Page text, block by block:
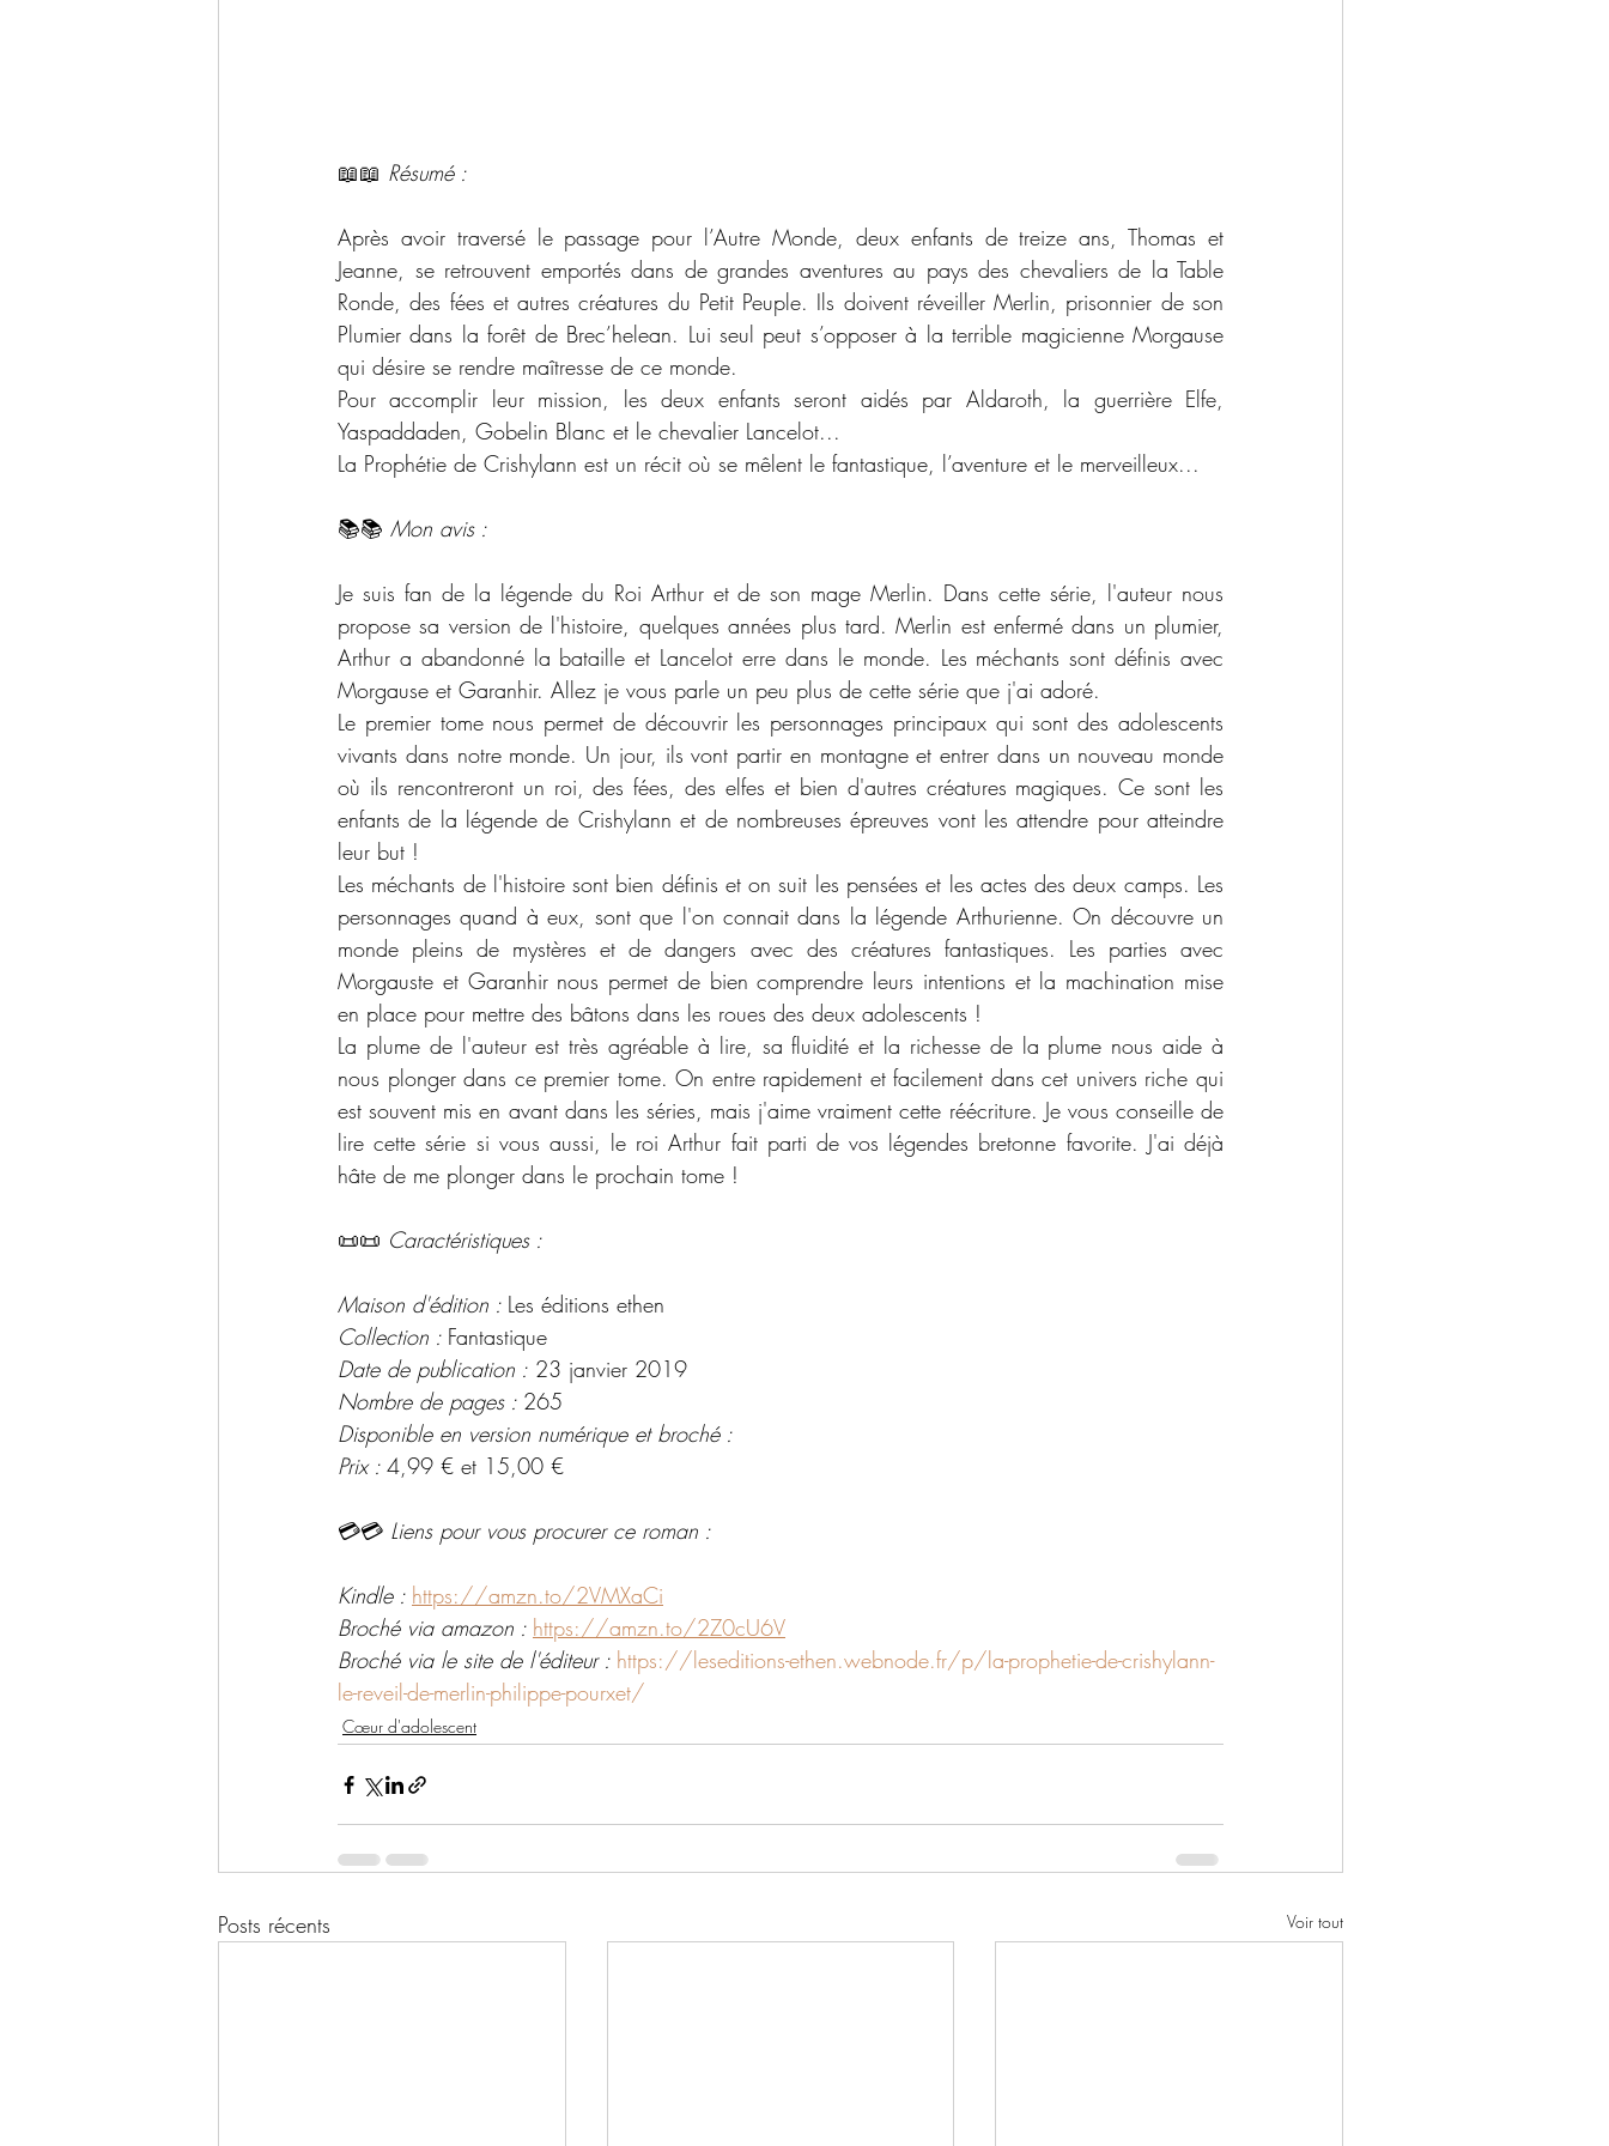
📖📖 Résumé :
Après avoir traversé le passage pour l’Autre Monde, deux enfants de treize ans, Thomas et
Jeanne, se retrouvent emportés dans de grandes aventures au pays des chevaliers de la Table
Ronde, des fées et autres créatures du Petit Peuple. Ils doivent réveiller Merlin, prisonnier de son
Plumier dans la forêt de Brec’helean. Lui seul peut s’opposer à la terrible magicienne Morgause
qui désire se rendre maîtresse de ce monde.
Pour accomplir leur mission, les deux enfants seront aidés par Aldaroth, la guerrière Elfe,
Yaspaddaden, Gobelin Blanc et le chevalier Lancelot...
La Prophétie de Crishylann est un récit où se mêlent le fantastique, l’aventure et le merveilleux...
📚📚 Mon avis :
Je suis fan de la légende du Roi Arthur et de son mage Merlin. Dans cette série, l'auteur nous
propose sa version de l'histoire, quelques années plus tard. Merlin est enfermé dans un plumier,
Arthur a abandonné la bataille et Lancelot erre dans le monde. Les méchants sont définis avec
Morgause et Garanhir. Allez je vous parle un peu plus de cette série que j'ai adoré.
Le premier tome nous permet de découvrir les personnages principaux qui sont des adolescents
vivants dans notre monde. Un jour, ils vont partir en montagne et entrer dans un nouveau monde
où ils rencontreront un roi, des fées, des elfes et bien d'autres créatures magiques. Ce sont les
enfants de la légende de Crishylann et de nombreuses épreuves vont les attendre pour atteindre
leur but !
Les méchants de l'histoire sont bien définis et on suit les pensées et les actes des deux camps. Les
personnages quand à eux, sont que l'on connait dans la légende Arthurienne. On découvre un
monde pleins de mystères et de dangers avec des créatures fantastiques. Les parties avec
Morgauste et Garanhir nous permet de bien comprendre leurs intentions et la machination mise
en place pour mettre des bâtons dans les roues des deux adolescents !
La plume de l'auteur est très agréable à lire, sa fluidité et la richesse de la plume nous aide à
nous plonger dans ce premier tome. On entre rapidement et facilement dans cet univers riche qui
est souvent mis en avant dans les séries, mais j'aime vraiment cette réécriture. Je vous conseille de
lire cette série si vous aussi, le roi Arthur fait parti de vos légendes bretonne favorite. J'ai déjà
hâte de me plonger dans le prochain tome !
📜📜 Caractéristiques :
Maison d'édition : Les éditions ethen
Collection : Fantastique
Date de publication : 23 janvier 2019
Nombre de pages : 265
Disponible en version numérique et broché :
Prix : 4,99 € et 15,00 €
💳💳 Liens pour vous procurer ce roman :
Kindle : https://amzn.to/2VMXaCi
Broché via amazon : https://amzn.to/2Z0cU6V
Broché via le site de l'éditeur : https://leseditions-ethen.webnode.fr/p/la-prophetie-de-crishylann-
le-reveil-de-merlin-philippe-pourxet/
Cœur d'adolescent
Posts récents Voir tout